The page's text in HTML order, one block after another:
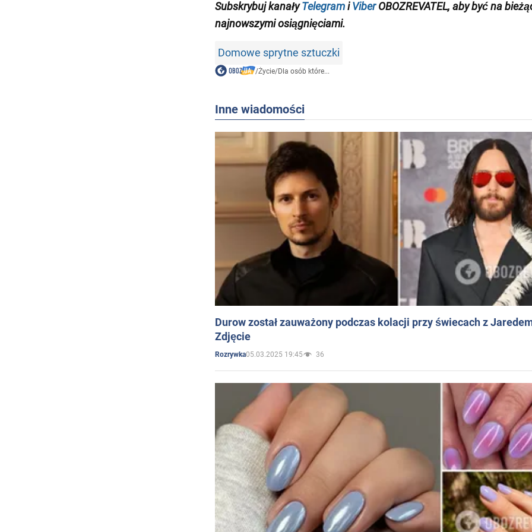
Subskrybuj kanałyTelegramiViber OBOZREVATEL, aby być na
najnowszymi osiągnięciami.
Domowe sprytne sztuczki
/Życie/Dla osób które...
Inne wiadomości
Durow został zauważony podczas kolacji przy świecach z
Zdjęcie
Rozrywka05.03.2025 19:45 36